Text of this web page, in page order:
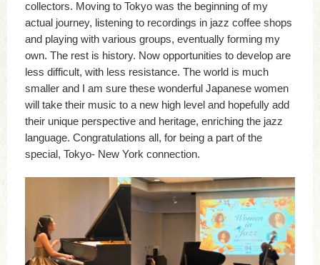
collectors. Moving to Tokyo was the beginning of my
actual journey, listening to recordings in jazz coffee shops
and playing with various groups, eventually forming my
own. The rest is history. Now opportunities to develop are
less difficult, with less resistance. The world is much
smaller and I am sure these wonderful Japanese women
will take their music to a new high level and hopefully add
their unique perspective and heritage, enriching the jazz
language. Congratulations all, for being a part of the
special, Tokyo- New York connection.